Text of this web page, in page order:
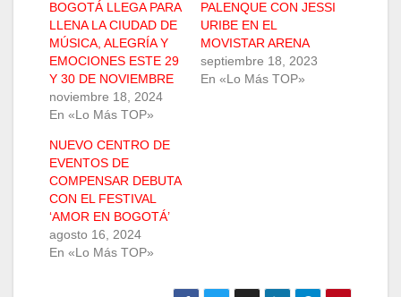
BOGOTÁ LLEGA PARA
LLENA LA CIUDAD DE
MÚSICA, ALEGRÍA Y
EMOCIONES ESTE 29
Y 30 DE NOVIEMBRE
noviembre 18, 2024
En «Lo Más TOP»
PALENQUE CON JESSI
URIBE EN EL
MOVISTAR ARENA
septiembre 18, 2023
En «Lo Más TOP»
NUEVO CENTRO DE
EVENTOS DE
COMPENSAR DEBUTA
CON EL FESTIVAL
‘AMOR EN BOGOTÁ’
agosto 16, 2024
En «Lo Más TOP»